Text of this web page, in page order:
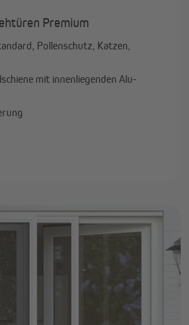
Premium
Pollenschutz, Katzen,
mit innenliegenden Alu-